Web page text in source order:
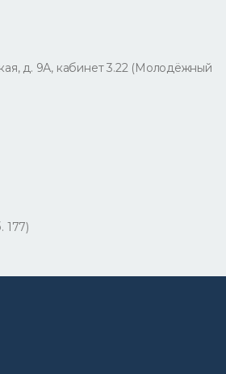
д. 9А, кабинет 3.22 (Молодёжный
177)